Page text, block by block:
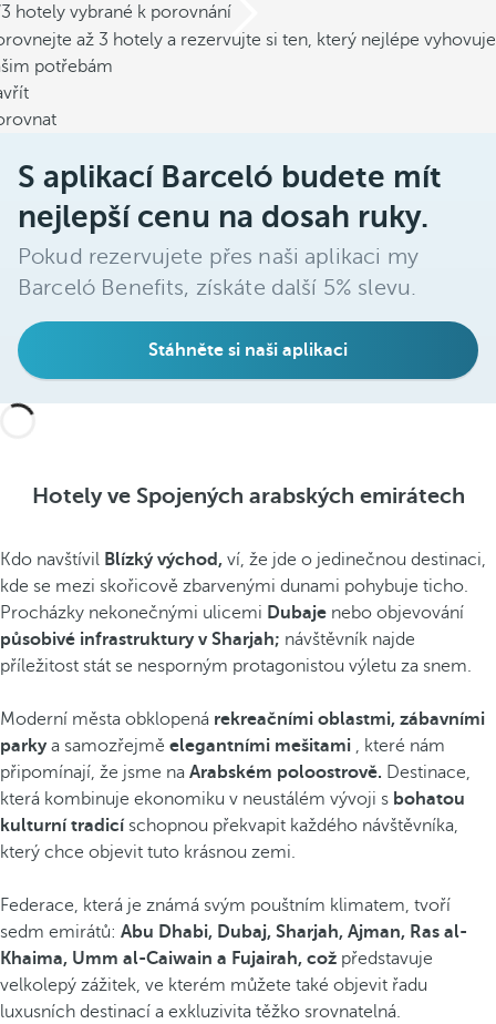
hotely vybrané k porovnání
až 3 hotely a rezervujte si ten, který nejlépe vyhovuje
potřebám
S aplikací Barceló budete mít
nejlepší cenu na dosah ruky.
Pokud rezervujete přes naši aplikaci my
Barceló Benefits, získáte další 5% slevu.
Stáhněte si naši aplikaci
Hotely ve Spojených arabských emirátech
Kdo navštívil Blízký východ, ví, že jde o jedinečnou destinaci,
kde se mezi skořicově zbarvenými dunami pohybuje ticho.
Procházky nekonečnými ulicemi Dubaje nebo objevování
působivé infrastruktury v Sharjah; návštěvník najde
příležitost stát se nesporným protagonistou výletu za snem.
Moderní města obklopená rekreačními oblastmi, zábavními
parkya samozřejmě elegantními mešitami , které nám
připomínají, že jsme na Arabském poloostrově. Destinace,
která kombinuje ekonomiku v neustálém vývoji s bohatou
kulturní tradicíschopnou překvapit každého návštěvníka,
který chce objevit tuto krásnou zemi.
Federace, která je známá svým pouštním klimatem, tvoří
sedm emirátů: Abu Dhabi, Dubaj, Sharjah, Ajman, Ras al-
Khaima, Umm al-Caiwain a Fujairah, což představuje
velkolepý zážitek, ve kterém můžete také objevit řadu
luxusních destinací a exkluzivita těžko srovnatelná.